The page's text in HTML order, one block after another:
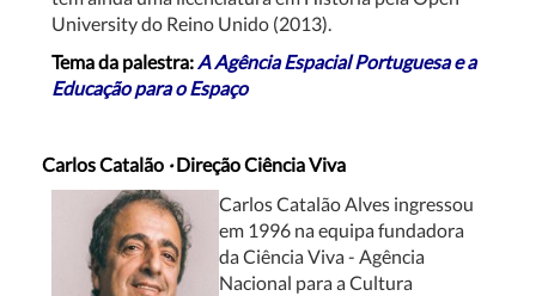
University do Reino Unido (2013).
Tema da palestra:A Agência Espacial Portuguesa e a
Educação para o Espaço
Carlos Catalão ·Direção Ciência Viva
Carlos Catalão Alves ingressou
em 1996 na equipa fundadora
da Ciência Viva - Agência
Nacional para a Cultura